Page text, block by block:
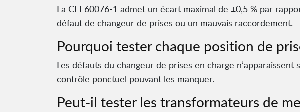
La CEI 60076-1 admet un écart maximal de ±0,5 % par
défaut de changeur de prises ou un mauvais raccordement.
Pourquoi tester chaque position de
Les défauts du changeur de prises en charge
contrôle ponctuel pouvant les manquer.
Peut-il tester les transformateurs de